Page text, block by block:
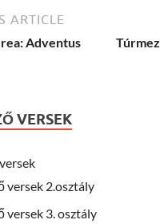
ARTICLE
Adventus
VERSEK
versek 2.osztály
versek 3. osztály